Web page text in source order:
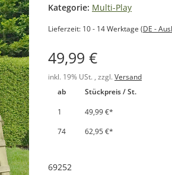
Kategorie: Multi-Play
Lieferzeit: 10 - 14 Werktage (DE -
49,99 €
inkl. 19% USt. , zzgl. Versand
ab
Stückpreis / St.
1
49,99 €*
74
62,95 €*
69252